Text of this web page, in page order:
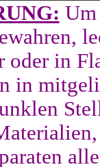
oder in
in